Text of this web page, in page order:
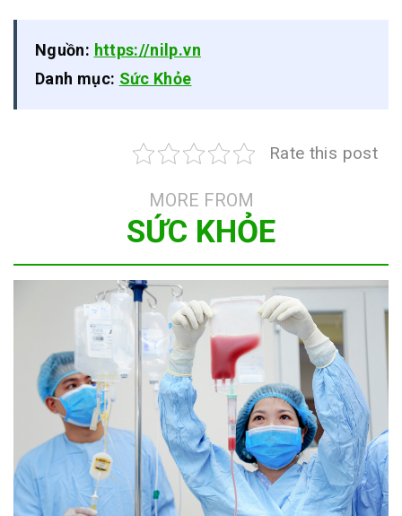
Nguồn: https://nilp.vn
Danh mục: Sức Khỏe
Rate this post
MORE FROM
SỨC KHỎE